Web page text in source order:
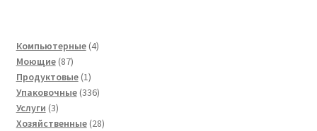
Компьютерные 44
Моющие 8787
товаров
Продуктовые 11
товар
Упаковочные 336336
Услуги 33
товара
Хозяйственные 2828